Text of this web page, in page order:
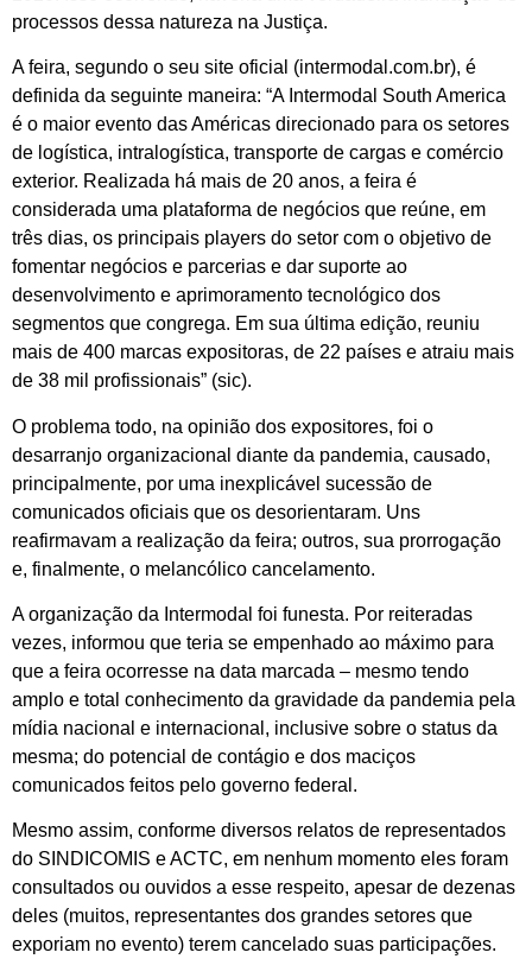
processos dessa natureza na Justiça.
A feira, segundo o seu site oficial (intermodal.com.br), é
definida da seguinte maneira: “A Intermodal South America
é o maior evento das Américas direcionado para os setores
de logística, intralogística, transporte de cargas e comércio
exterior. Realizada há mais de 20 anos, a feira é
considerada uma plataforma de negócios que reúne, em
três dias, os principais players do setor com o objetivo de
fomentar negócios e parcerias e dar suporte ao
desenvolvimento e aprimoramento tecnológico dos
segmentos que congrega. Em sua última edição, reuniu
mais de 400 marcas expositoras, de 22 países e atraiu mais
de 38 mil profissionais” (sic).
O problema todo, na opinião dos expositores, foi o
desarranjo organizacional diante da pandemia, causado,
principalmente, por uma inexplicável sucessão de
comunicados oficiais que os desorientaram. Uns
reafirmavam a realização da feira; outros, sua prorrogação
e, finalmente, o melancólico cancelamento.
A organização da Intermodal foi funesta. Por reiteradas
vezes, informou que teria se empenhado ao máximo para
que a feira ocorresse na data marcada – mesmo tendo
amplo e total conhecimento da gravidade da pandemia pela
mídia nacional e internacional, inclusive sobre o status da
mesma; do potencial de contágio e dos maciços
comunicados feitos pelo governo federal.
Mesmo assim, conforme diversos relatos de representados
do SINDICOMIS e ACTC, em nenhum momento eles foram
consultados ou ouvidos a esse respeito, apesar de dezenas
deles (muitos, representantes dos grandes setores que
exporiam no evento) terem cancelado suas participações.